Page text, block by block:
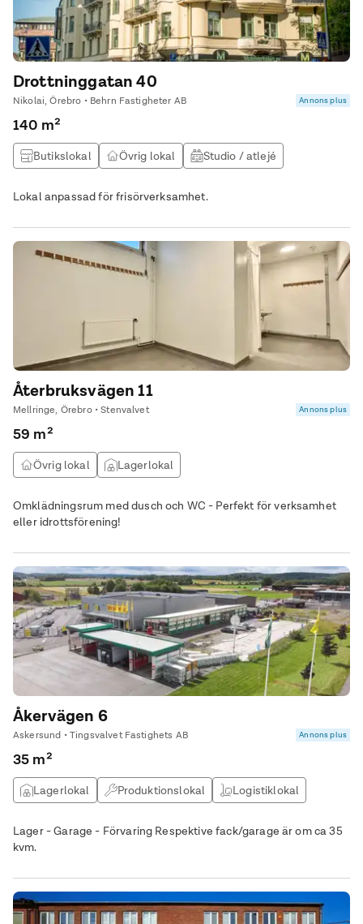
Drottninggatan 40
Nikolai, Örebro • Behrn Fastigheter AB Annons plus
140 m²
Butikslokal Övrig lokal Studio / atlejé
Lokal anpassad för frisörverksamhet.
Återbruksvägen 11
Mellringe, Örebro • Stenvalvet Annons plus
59 m²
Övrig lokal Lagerlokal
Omklädningsrum med dusch och WC - Perfekt för verksamhet
eller idrottsförening!
Åkervägen 6
Askersund • Tingsvalvet Fastighets AB Annons plus
35 m²
Lagerlokal Produktionslokal
Logistiklokal
Lager - Garage - Förvaring Respektive fack/garage är om ca 35
kvm.